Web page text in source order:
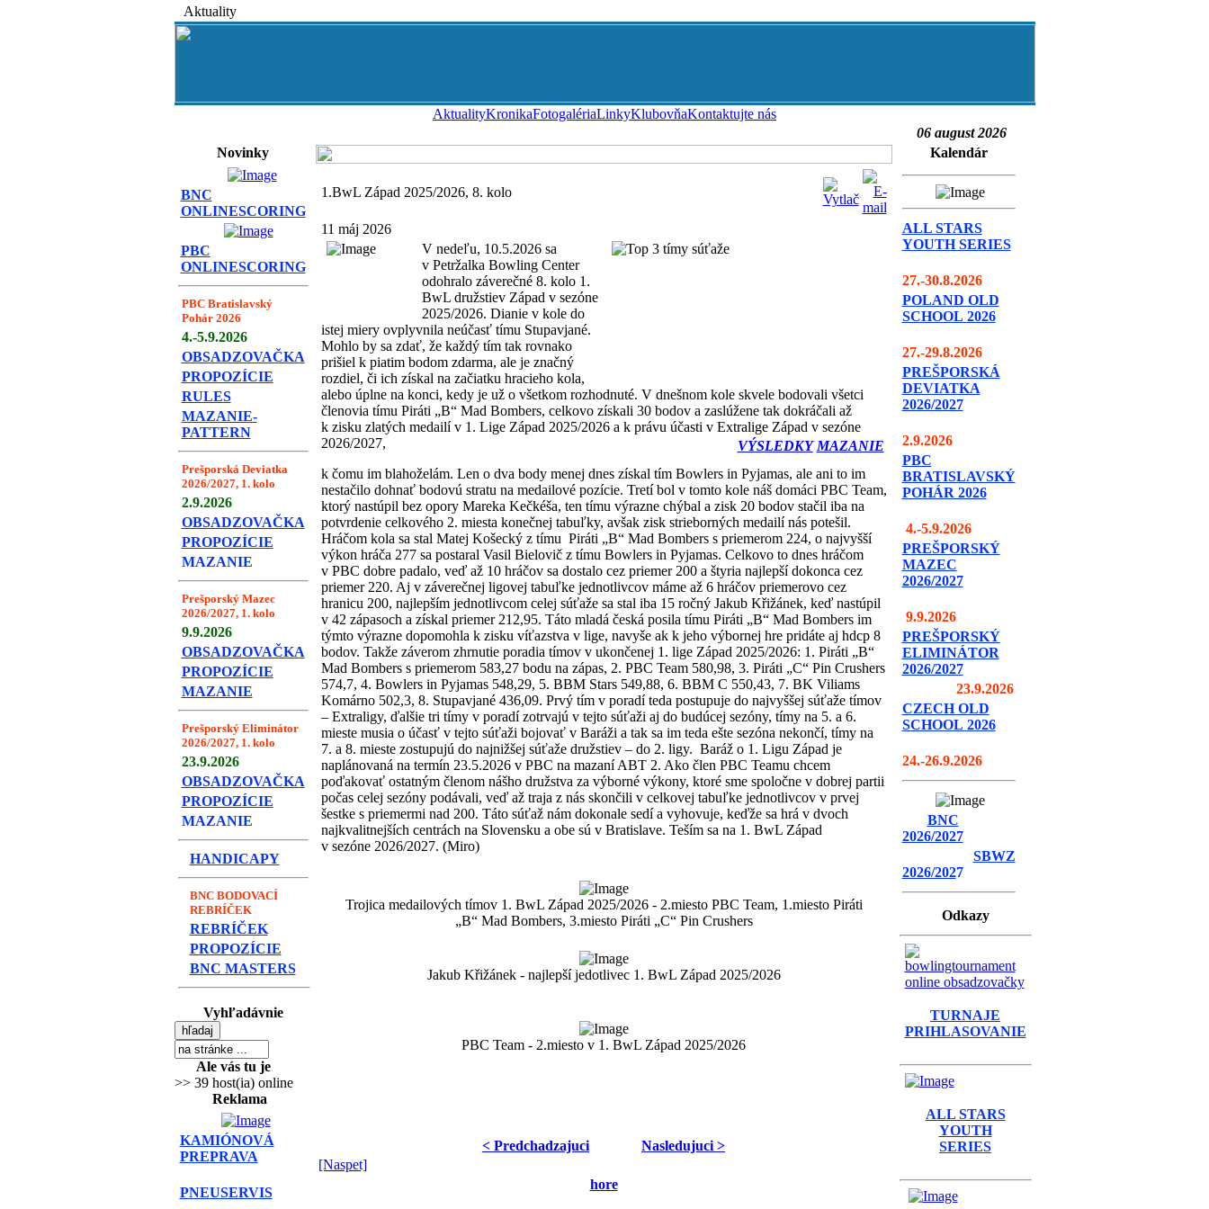
Aktuality
AktualityKronikaFotogalériaLinkyKlubovňaKontaktujte nás
06 august 2026
Novinky
BNC
ONLINESCORING
PBC
ONLINESCORING
PBC Bratislavský
Pohár 2026
4.-5.9.2026
OBSADZOVAČKA
PROPOZÍCIE
RULES
MAZANIE-
PATTERN
Prešporská Deviatka
2026/2027, 1. kolo
2.9.2026
OBSADZOVAČKA
PROPOZÍCIE
MAZANIE
Prešporský Mazec
2026/2027, 1. kolo
9.9.2026
OBSADZOVAČKA
PROPOZÍCIE
MAZANIE
Prešporský Eliminátor
2026/2027, 1. kolo
23.9.2026
OBSADZOVAČKA
PROPOZÍCIE
MAZANIE
HANDICAPY
BNC BODOVACÍ
REBRÍČEK
REBRÍČEK
PROPOZÍCIE
BNC MASTERS
Vyhľadávnie
Ale vás tu je
>> 39 host(ia) online
Reklama
KAMIÓNOVÁ
PREPRAVA
PNEUSERVIS
1.BwL Západ 2025/2026, 8. kolo
11 máj 2026
V nedeľu, 10.5.2026 sa
v Petržalka Bowling Center
odohralo záverečné 8. kolo 1.
BwL družstiev Západ v sezóne
2025/2026. Dianie v kole do
istej miery ovplyvnila neúčasť tímu Stupavjané.
Mohlo by sa zdať, že každý tím tak rovnako
prišiel k piatim bodom zdarma, ale je značný
rozdiel, či ich získal na začiatku hracieho kola,
alebo úplne na konci, kedy je už o všetkom rozhodnuté. V dnešnom kole skvele bodovali všetci
členovia tímu Piráti „B“ Mad Bombers, celkovo získali 30 bodov a zaslúžene tak dokráčali až
k zisku zlatých medailí v 1. Lige Západ 2025/2026 a k právu účasti v Extralige Západ v sezóne
2026/2027,
VÝSLEDKY MAZANIE
k čomu im blahoželám. Len o dva body menej dnes získal tím Bowlers in Pyjamas, ale ani to im
nestačilo dohnať bodovú stratu na medailové pozície. Tretí bol v tomto kole náš domáci PBC Team,
ktorý nastúpil bez opory Mareka Kečkéša, ten tímu výrazne chýbal a zisk 20 bodov stačil iba na
potvrdenie celkového 2. miesta konečnej tabuľky, avšak zisk strieborných medailí nás potešil.
Hráčom kola sa stal Matej Košecký z tímu Piráti „B“ Mad Bombers s priemerom 224, o najvyšší
výkon hráča 277 sa postaral Vasil Bielovič z tímu Bowlers in Pyjamas. Celkovo to dnes hráčom
v PBC dobre padalo, veď až 10 hráčov sa dostalo cez priemer 200 a štyria najlepší dokonca cez
priemer 220. Aj v záverečnej ligovej tabuľke jednotlivcov máme až 6 hráčov priemerovo cez
hranicu 200, najlepším jednotlivcom celej súťaže sa stal iba 15 ročný Jakub Křižánek, keď nastúpil
v 42 zápasoch a získal priemer 212,95. Táto mladá česká posila tímu Piráti „B“ Mad Bombers im
týmto výrazne dopomohla k zisku víťazstva v lige, navyše ak k jeho výbornej hre pridáte aj hdcp 8
bodov. Takže záverom zhrnutie poradia tímov v ukončenej 1. lige Západ 2025/2026: 1. Piráti „B“
Mad Bombers s priemerom 583,27 bodu na zápas, 2. PBC Team 580,98, 3. Piráti „C“ Pin Crushers
574,7, 4. Bowlers in Pyjamas 548,29, 5. BBM Stars 549,88, 6. BBM C 550,43, 7. BK Viliams
Komárno 502,3, 8. Stupavjané 436,09. Prvý tím v poradí teda postupuje do najvyššej súťaže tímov
– Extraligy, ďalšie tri tímy v poradí zotrvajú v tejto súťaži aj do budúcej sezóny, tímy na 5. a 6.
mieste musia o účasť v tejto súťaži bojovať v Baráži a tak sa im teda ešte sezóna nekončí, tímy na
7. a 8. mieste zostupujú do najnižšej súťaže družstiev – do 2. ligy. Baráž o 1. Ligu Západ je
naplánovaná na termín 23.5.2026 v PBC na mazaní ABT 2. Ako člen PBC Teamu chcem
poďakovať ostatným členom nášho družstva za výborné výkony, ktoré sme spoločne v dobrej partii
počas celej sezóny podávali, veď až traja z nás skončili v celkovej tabuľke jednotlivcov v prvej
šestke s priemermi nad 200. Táto súťaž nám dokonale sedí a vyhovuje, keďže sa hrá v dvoch
najkvalitnejších centrách na Slovensku a obe sú v Bratislave. Teším sa na 1. BwL Západ
v sezóne 2026/2027. (Miro)
Trojica medailových tímov 1. BwL Západ 2025/2026 - 2.miesto PBC Team, 1.miesto Piráti
„B“ Mad Bombers, 3.miesto Piráti „C“ Pin Crushers
Jakub Křižánek - najlepší jedotlivec 1. BwL Západ 2025/2026
PBC Team - 2.miesto v 1. BwL Západ 2025/2026
< Predchadzajuci
Nasledujuci >
[Naspet]
hore
Kalendár
ALL STARS
YOUTH SERIES
27.-30.8.2026
POLAND OLD
SCHOOL 2026
27.-29.8.2026
PREŠPORSKÁ
DEVIATKA
2026/2027
2.9.2026
PBC
BRATISLAVSKÝ
POHÁR 2026
4.-5.9.2026
PREŠPORSKÝ
MAZEC
2026/2027
9.9.2026
PREŠPORSKÝ
ELIMINÁTOR
2026/2027
23.9.2026
CZECH OLD
SCHOOL 2026
24.-26.9.2026
BNC
2026/2027
SBWZ
2026/2027
Odkazy
TURNAJE
PRIHLASOVANIE
ALL STARS
YOUTH
SERIES